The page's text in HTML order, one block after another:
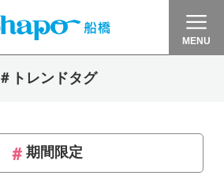
MENU
＃トレンドタグ
期間限定